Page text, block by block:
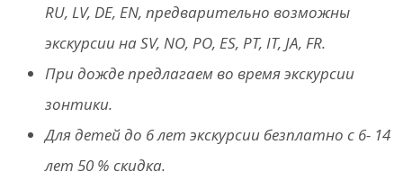
RU, LV, DE, EN, предварительно возможны
экскурсии на SV, NO, PO, ES, PT, IT, JA, FR.
При дожде предлагаем во время экскурсии
зонтики.
Для детей до 6 лет экскурсии безплатно с 6- 14
лет 50 % скидка.